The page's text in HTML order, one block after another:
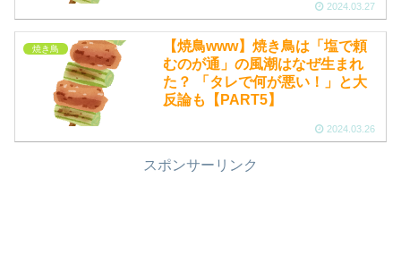
2024.03.27
焼き鳥
【焼鳥www】焼き鳥は「塩で頼
むのが通」の風潮はなぜ生まれ
た？ 「タレで何が悪い！」と大
反論も【PART5】
2024.03.26
スポンサーリンク